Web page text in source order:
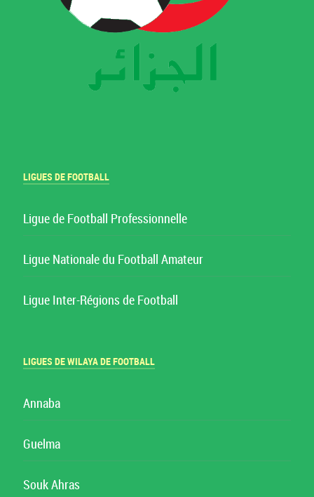
LIGUES DE FOOTBALL
Ligue de Football Professionnelle
Ligue Nationale du Football Amateur
Ligue Inter-Régions de Football
LIGUES DE WILAYA DE FOOTBALL
Annaba
Guelma
Souk Ahras